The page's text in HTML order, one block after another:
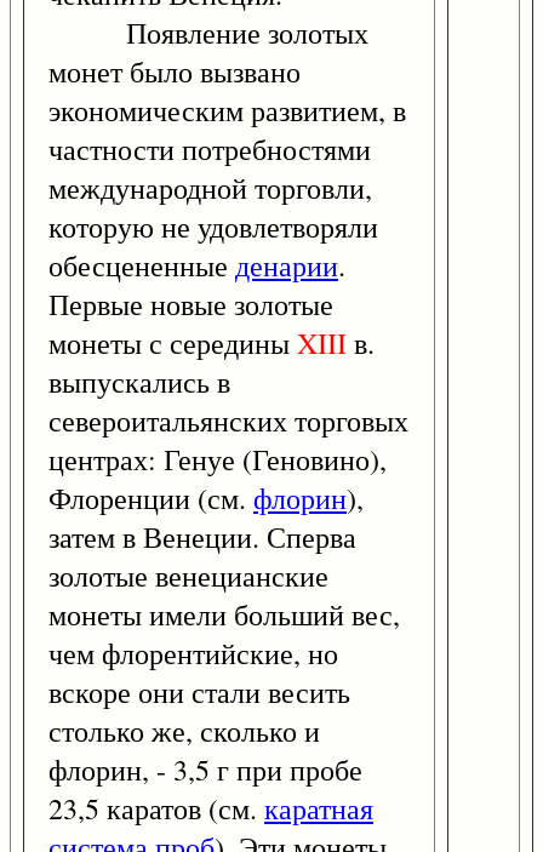
Появление золотых
монет было вызвано
экономическим развитием, в
частности потребностями
международной торговли,
которую не удовлетворяли
обесцененные денарии.
Первые новые золотые
монеты с серединыXIIIв.
выпускались в
североитальянских торговых
центрах: Генуе (Геновино),
Флоренции (см. флорин),
затем в Венеции. Сперва
золотые венецианские
монеты имели больший вес,
чем флорентийские, но
вскоре они стали весить
столько же, сколько и
флорин, - 3,5 г при пробе
23,5 каратов (см. каратная